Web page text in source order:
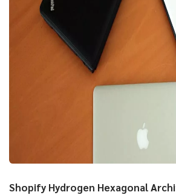
Shopify Hydrogen Hexagonal